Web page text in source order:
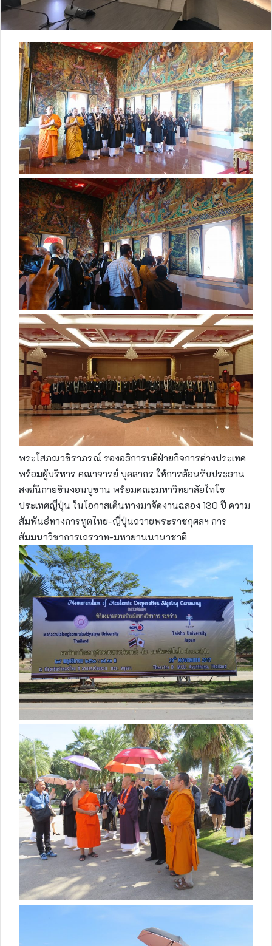
พระโสภณวชิราภรณ์ รองอธิการบดีฝ่ายกิจการต่างประเทศ
พร้อมผู้บริหาร คณาจารย์ บุคลากร ให้การต้อนรับประธาน
สงฆ์นิกายชินงอนบูซาน พร้อมคณะมหาวิทยาลัยไทโช
ประเทศญี่ปุ่น ในโอกาสเดินทางมาจัดงานฉลอง 130 ปี ความ
สัมพันธ์ทางการทูตไทย-ญี่ปุ่นถวายพระราชกุศลฯ การ
สัมมนาวิชาการเถรวาท-มหายานนานาชาติ